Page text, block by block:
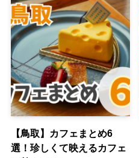
【鳥取】カフェまとめ6
選！珍しくて映えるカフェ